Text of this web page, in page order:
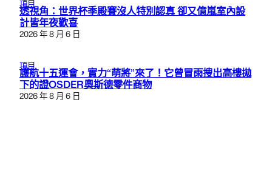
項目
透視角：世界杯季殿賽沒人特別認真 卻又億嵐室內設
計皆年夜歡喜
2026 年 8 月 6 日
項目
護航十五運會，實力“萌將”來了！它曾冒雨搜出高樓拋
下的證OSDER奧斯德零件商物
2026 年 8 月 6 日